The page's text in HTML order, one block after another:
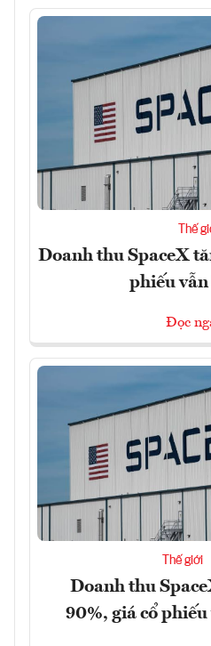
Thế
Doanh thu SpaceX
phiếu vẫn
Đọc
Thế giới
Doanh thu
90%, giá cổ phiếu